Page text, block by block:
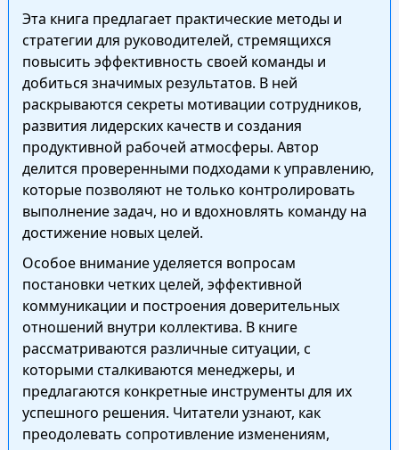
Эта книга предлагает практические методы и
стратегии для руководителей, стремящихся
повысить эффективность своей команды и
добиться значимых результатов. В ней
раскрываются секреты мотивации сотрудников,
развития лидерских качеств и создания
продуктивной рабочей атмосферы. Автор
делится проверенными подходами к управлению,
которые позволяют не только контролировать
выполнение задач, но и вдохновлять команду на
достижение новых целей.
Особое внимание уделяется вопросам
постановки четких целей, эффективной
коммуникации и построения доверительных
отношений внутри коллектива. В книге
рассматриваются различные ситуации, с
которыми сталкиваются менеджеры, и
предлагаются конкретные инструменты для их
успешного решения. Читатели узнают, как
преодолевать сопротивление изменениям,